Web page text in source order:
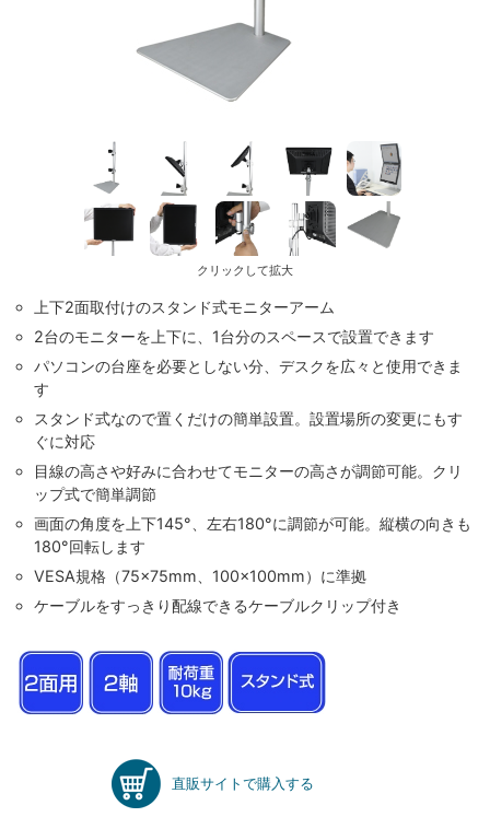
クリックして拡大
上下2面取付けのスタンド式モニターアーム
2台のモニターを上下に、1台分のスペースで設置できます
パソコンの台座を必要としない分、デスクを広々と使用できま
す
スタンド式なので置くだけの簡単設置。設置場所の変更にもす
ぐに対応
目線の高さや好みに合わせてモニターの高さが調節可能。クリ
ップ式で簡単調節
画面の角度を上下145°、左右180°に調節が可能。縦横の向きも
180°回転します
VESA規格（75×75mm、100×100mm）に準拠
ケーブルをすっきり配線できるケーブルクリップ付き
直販サイトで購入する